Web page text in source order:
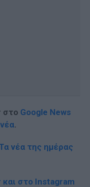
στο Google News
.
νέα της ημέρας
στο Instagram